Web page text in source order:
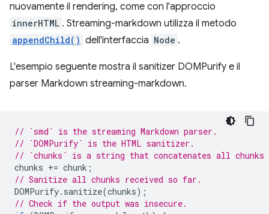
nuovamente il rendering, come con l'approccio
innerHTML . Streaming-markdown utilizza il metodo
appendChild() dell'interfaccia Node .
L'esempio seguente mostra il sanitizer DOMPurify e il
parser Markdown streaming-markdown.
// `smd` is the streaming Markdown parser.
// `DOMPurify` is the HTML sanitizer.
// `chunks` is a string that concatenates all
chunks += chunk ;
// Sanitize all chunks received so far.
DOMPurify. sanitize(chunks);
// Check if the output was insecure.